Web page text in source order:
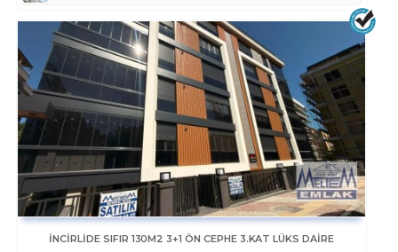
İNCİRLİDE SIFIR 130M2 3+1 ÖN CEPHE 3.KAT LÜKS DAİRE